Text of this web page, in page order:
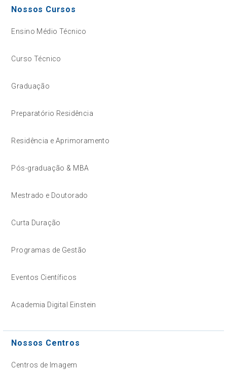
Nossos Cursos
Ensino Médio Técnico
Curso Técnico
Graduação
Preparatório Residência
Residência e Aprimoramento
Pós-graduação & MBA
Mestrado e Doutorado
Curta Duração
Programas de Gestão
Eventos Científicos
Academia Digital Einstein
Nossos Centros
Centros de Imagem